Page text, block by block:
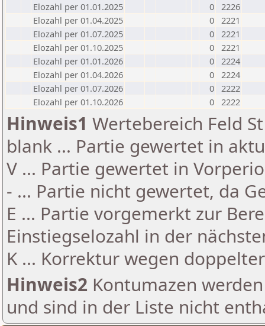
Elozahl per 01.01.2025
0 2226
Elozahl per 01.04.2025
0 2221
Elozahl per 01.07.2025
0 2221
Elozahl per 01.10.2025
0 2221
Elozahl per 01.01.2026
0 2224
Elozahl per 01.04.2026
0 2224
Elozahl per 01.07.2026
0 2222
Elozahl per 01.10.2026
0 2222
Hinweis1 Wertebereich Feld
blank ... Partie gewertet in
V ... Partie gewertet in
- ... Partie nicht gewertet, da
E ... Partie vorgemerkt zur
Einstiegselozahl in der
K ... Korrektur wegen
Hinweis2 Kontumazen
und sind in der Liste nicht